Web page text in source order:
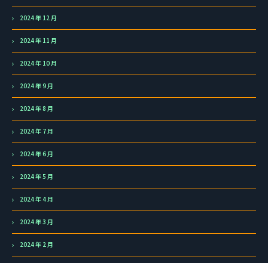
2024 年 12 月
2024 年 11 月
2024 年 10 月
2024 年 9 月
2024 年 8 月
2024 年 7 月
2024 年 6 月
2024 年 5 月
2024 年 4 月
2024 年 3 月
2024 年 2 月